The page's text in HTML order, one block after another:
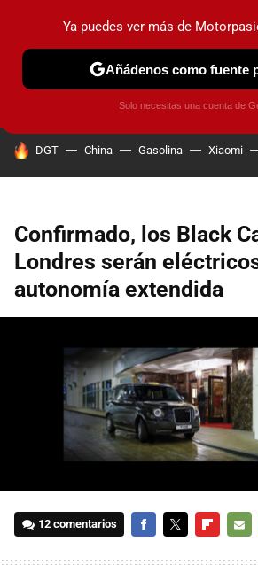
PRUEBAS COCHES ELÉCTRICOS
HOY SE HABLA DE
DGT China Gasolina Xiaomi
Confirmado, los Black
Londres serán
autonomía extendida
12 comentarios
Ya puedes ver más de
Añádenos como fuente
Solo necesitas una cuenta de